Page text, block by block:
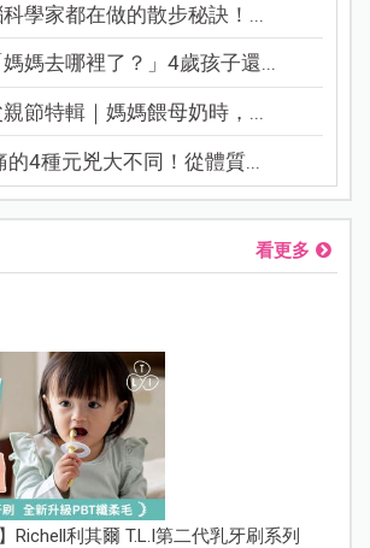
科學家都在做的散步秘訣！...
媽媽去哪裡了？」4歲孩子還...
節特輯｜媽媽餵母奶時，...
的4種元兇大不同！從體質...
看更多
Richell利其爾 T.L.I第二代乳牙刷系列